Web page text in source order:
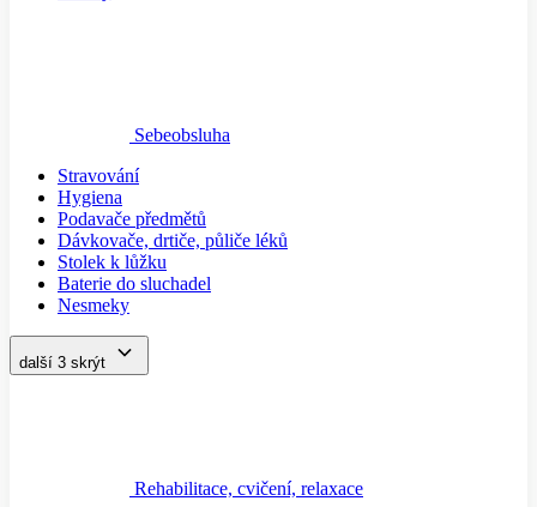
Sebeobsluha
Stravování
Hygiena
Podavače předmětů
Dávkovače, drtiče, půliče léků
Stolek k lůžku
Baterie do sluchadel
Nesmeky
další 3 skrýt
Rehabilitace, cvičení, relaxace